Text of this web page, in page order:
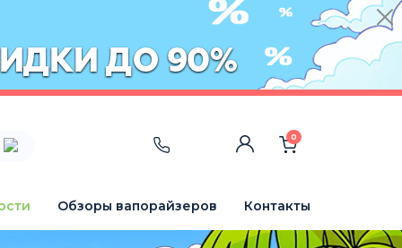
0
Обзоры вапорайзеров Контакты